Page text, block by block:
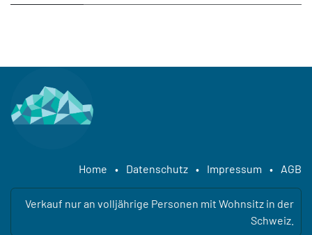
Home • Datenschutz • Impressum • AGB
Verkauf nur an volljährige Personen mit Wohnsitz in der
Schweiz.